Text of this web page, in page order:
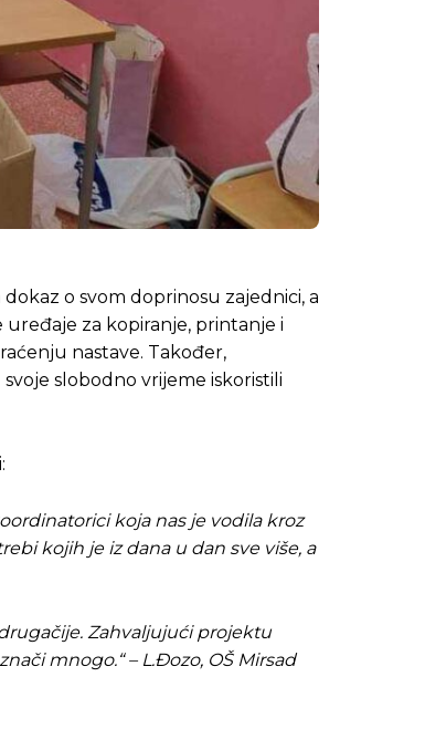
o svom doprinosu zajednici, a
za kopiranje, printanje i
nastave. Također,
slobodno vrijeme iskoristili
koja nas je vodila kroz
kojih je iz dana u dan sve više, a
Zahvaljujući projektu
mnogo.“ – L.Đozo, OŠ Mirsad